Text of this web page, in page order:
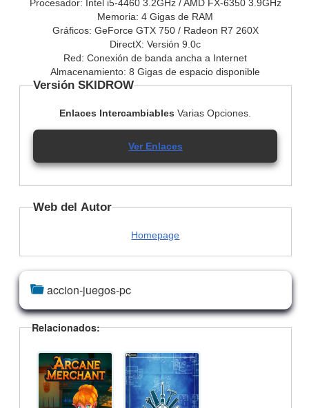
Procesador: Intel i5-4460 3.2GHz / AMD FX-6350 3.9GHz
Memoria: 4 Gigas de RAM
Gráficos: GeForce GTX 750 / Radeon R7 260X
DirectX: Versión 9.0c
Red: Conexión de banda ancha a Internet
Almacenamiento: 8 Gigas de espacio disponible
Versión SKIDROW
Enlaces IntercambiablesVarias Opciones.
Ver Enlaces
Web del Autor
Homepage
accion-juegos-pc
Relacionados: